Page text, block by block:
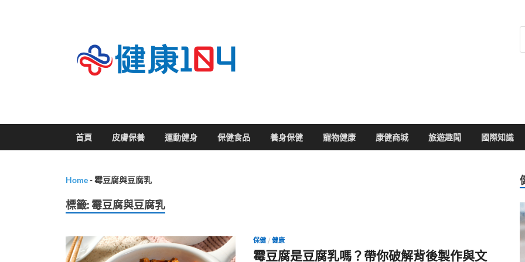
首頁 皮膚保養 運動健身 保健食品 養身保健 寵物健康 康健商城 旅遊趣聞 國際知識
Home-霉豆腐與豆腐乳
標籤: 霉豆腐與豆腐乳
保健 / 健康
霉豆腐是豆腐乳嗎？帶你破解背後製作與文